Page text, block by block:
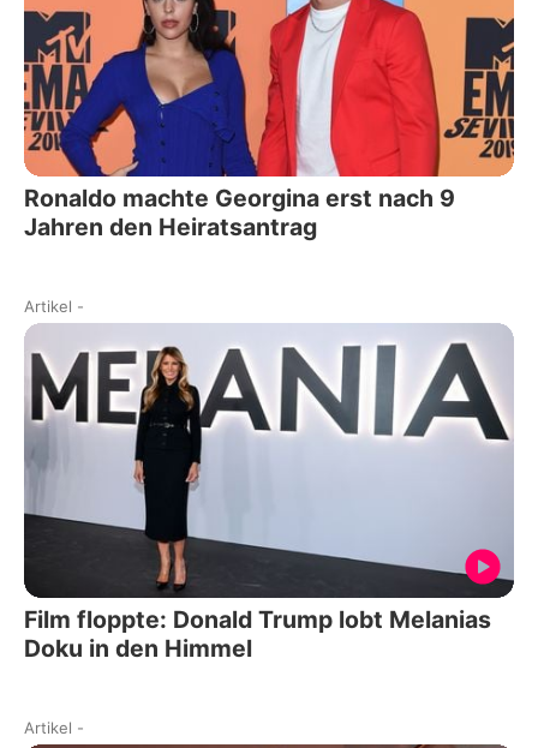
Ronaldo machte Georgina erst nach 9
Jahren den Heiratsantrag
Artikel -
Film floppte: Donald Trump lobt Melanias
Doku in den Himmel
Artikel -